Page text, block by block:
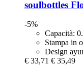
soulbottles
-5%
Capacità:
Stampa in
Design
€ 33,71 € 35,49